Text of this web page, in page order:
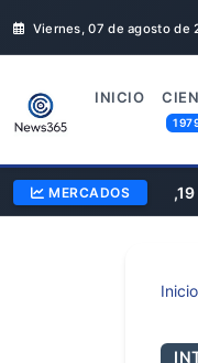
Viernes, 07 de agosto de
INICIO
MERCADOS
AAPL Apple $312,19
Inicio